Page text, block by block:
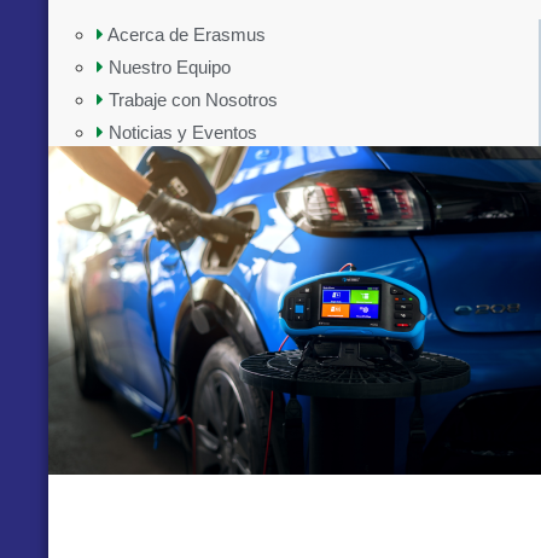
Acerca de Erasmus
Nuestro Equipo
Trabaje con Nosotros
Noticias y Eventos